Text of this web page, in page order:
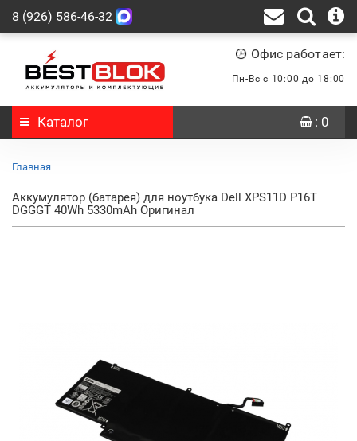
8 (926) 586-46-32
Офис работает:
Пн-Вс с 10:00 до 18:00
Каталог : 0
Главная
Аккумулятор (батарея) для ноутбука Dell XPS11D P16T
DGGGT 40Wh 5330mAh Оригинал